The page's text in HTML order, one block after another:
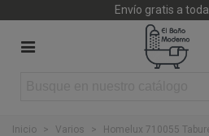
Envío gratis a
Inicio > Varios > Homelux 710055